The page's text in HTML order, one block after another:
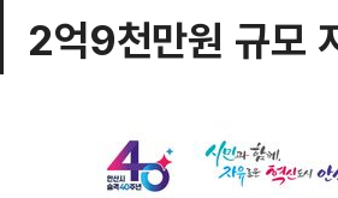
2억9천만원 규모